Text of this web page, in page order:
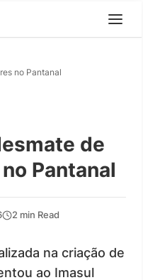
no Pantanal
de
Pantanal
2 min Read
na criação de
ao Imasul